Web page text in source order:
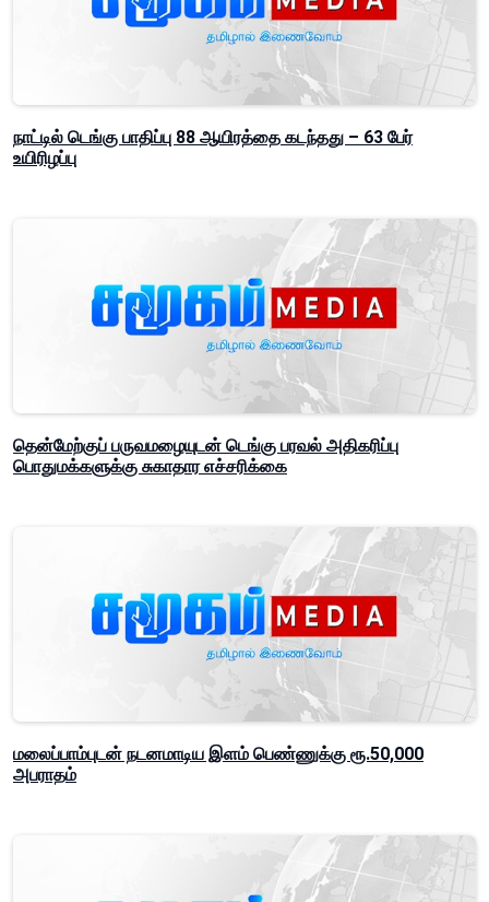
நாட்டில் டெங்கு பாதிப்பு 88 ஆயிரத்தை கடந்தது – 63 பேர்
உயிரிழப்பு
தென்மேற்குப் பருவமழையுடன் டெங்கு பரவல் அதிகரிப்பு
பொதுமக்களுக்கு சுகாதார எச்சரிக்கை
மலைப்பாம்புடன் நடனமாடிய இளம் பெண்ணுக்கு ரூ.50,000
அபராதம்